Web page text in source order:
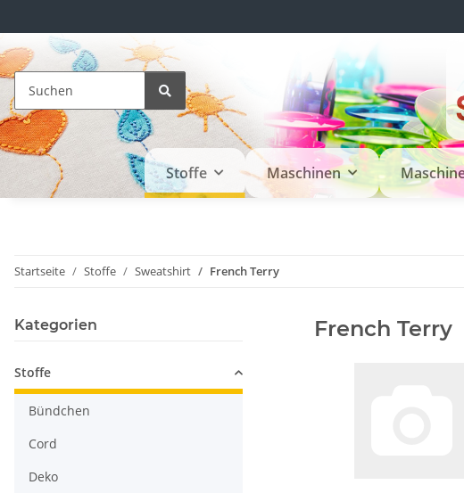
Stoffe Maschinen
Startseite Stoffe Sweatshirt French Terry
French Terry
Kategorien
Stoffe
Bündchen
Cord
Deko